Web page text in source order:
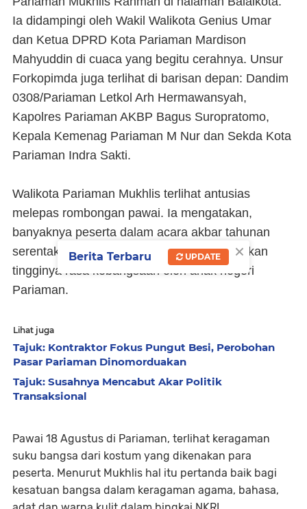
Ia didampingi oleh Wakil Walikota Genius Umar
dan Ketua DPRD Kota Pariaman Mardison
Mahyuddin di cuaca yang begitu cerahnya. Unsur
Forkopimda juga terlihat di barisan depan: Dandim
0308/Pariaman Letkol Arh Hermawansyah,
Kapolres Pariaman AKBP Bagus Suropratomo,
Kepala Kemenag Pariaman M Nur dan Sekda Kota
Pariaman Indra Sakti.
Walikota Pariaman Mukhlis terlihat antusias
melepas rombongan pawai. Ia mengatakan,
banyaknya peserta dalam acara akbar tahunan
serentak di seluruh Indonesia itu, menandakan
tingginya rasa kebangsaan oleh anak negeri
Pariaman.
Lihat juga
Tajuk: Kontraktor Fokus Pungut Besi, Perobohan
Pasar Pariaman Dinomorduakan
Tajuk: Susahnya Mencabut Akar Politik
Transaksional
Pawai 18 Agustus di Pariaman, terlihat keragaman
suku bangsa dari kostum yang dikenakan para
peserta. Menurut Mukhlis hal itu pertanda baik bagi
kesatuan bangsa dalam keragaman agama, bahasa,
×
Berita Terbaru UPDATE